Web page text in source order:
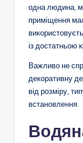
одна людина,
приміщення
із достатньою
Важливо не
декоративну
від розміру,
встановлення.